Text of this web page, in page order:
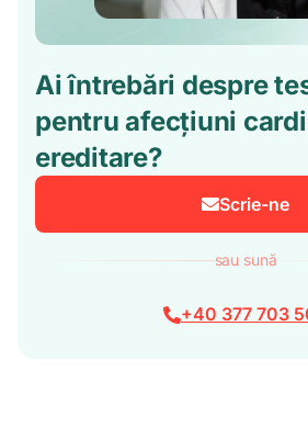
Ai întrebări despre
pentru afecțiuni
ereditare?
Scrie-ne
sau sună
+40 377 703